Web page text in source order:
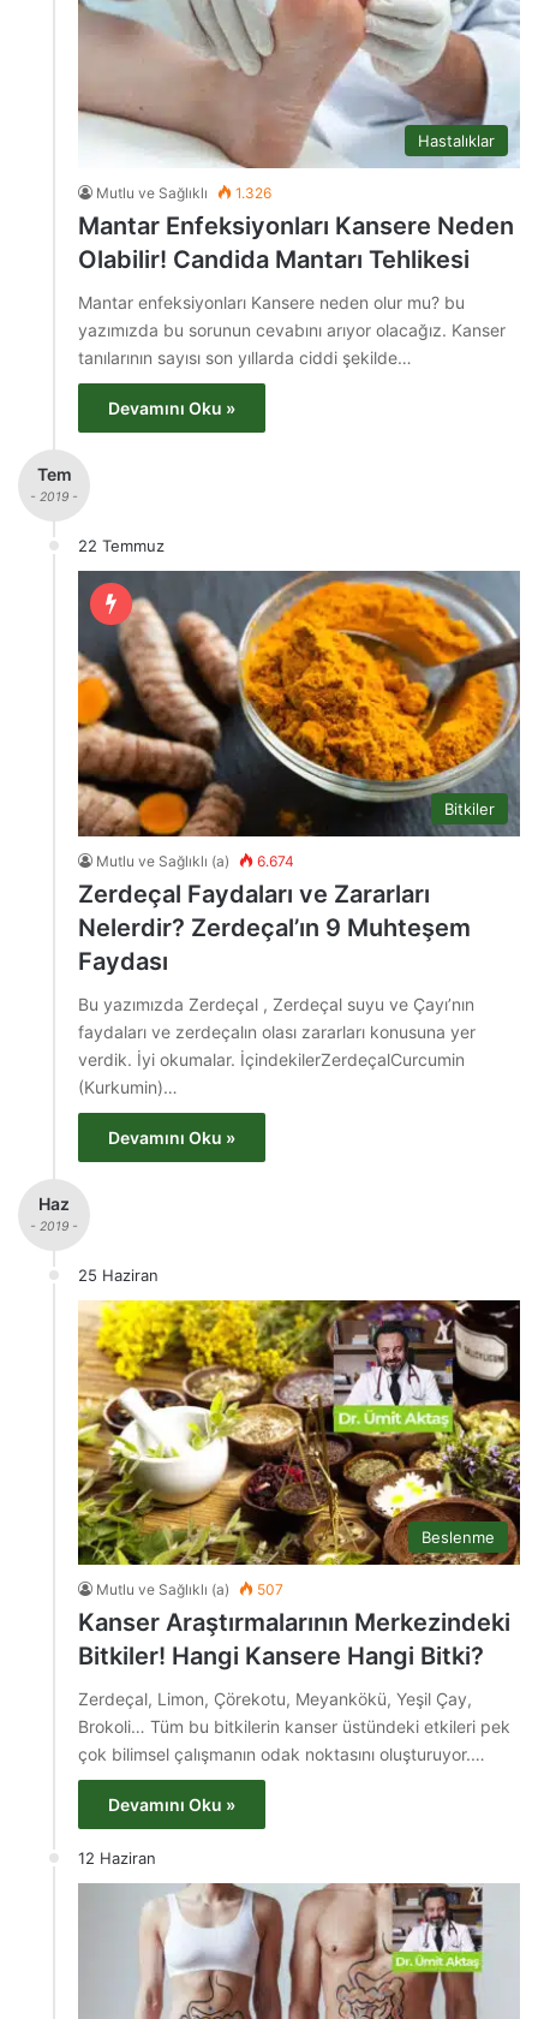
Hastalıklar
Mutlu ve Sağlıklı 1.326
Mantar Enfeksiyonları Kansere Neden
Olabilir! Candida Mantarı Tehlikesi
Mantar enfeksiyonları Kansere neden olur mu? bu
yazımızda bu sorunun cevabını arıyor olacağız. Kanser
tanılarının sayısı son yıllarda ciddi şekilde…
Devamını Oku »
Tem
- 2019 -
22 Temmuz
Bitkiler
Mutlu ve Sağlıklı (a) 6.674
Zerdeçal Faydaları ve Zararları
Nelerdir? Zerdeçal’ın 9 Muhteşem
Faydası
Bu yazımızda Zerdeçal , Zerdeçal suyu ve Çayı’nın
faydaları ve zerdeçalın olası zararları konusuna yer
verdik. İyi okumalar. İçindekilerZerdeçalCurcumin
(Kurkumin)…
Devamını Oku »
Haz
- 2019 -
25 Haziran
Beslenme
Mutlu ve Sağlıklı (a) 507
Kanser Araştırmalarının Merkezindeki
Bitkiler! Hangi Kansere Hangi Bitki?
Zerdeçal, Limon, Çörekotu, Meyankökü, Yeşil Çay,
Brokoli… Tüm bu bitkilerin kanser üstündeki etkileri pek
çok bilimsel çalışmanın odak noktasını oluşturuyor.…
Devamını Oku »
12 Haziran